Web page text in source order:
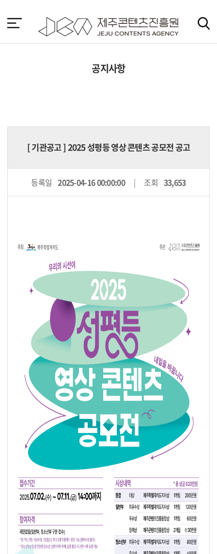
바
가
공지사항
[기관공고] 2025 성평등 영상 콘텐츠 공모전 공고
등록일 2025-04-16 00:00:00 조회 33,653